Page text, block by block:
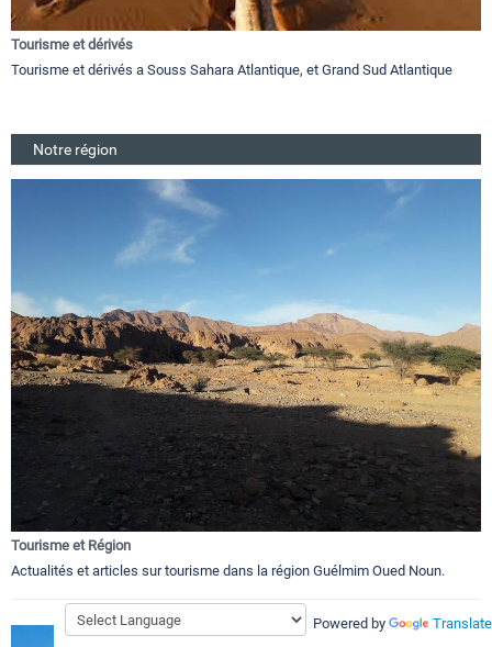
Tourisme et dérivés
Tourisme et dérivés a Souss Sahara Atlantique, et Grand Sud Atlantique
Notre région
Tourisme et Région
Actualités et articles sur tourisme dans la région Guélmim Oued Noun.
Powered by Translate